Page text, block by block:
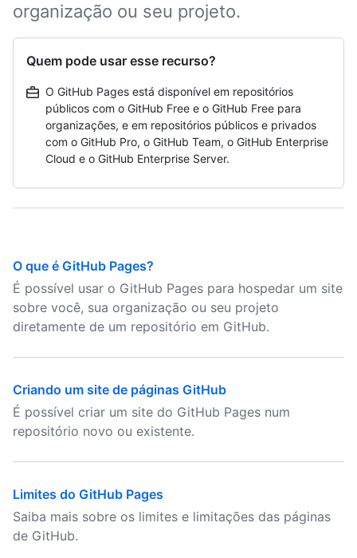
organização ou seu projeto.
Quem pode usar esse recurso?
O GitHub Pages está disponível em repositórios
públicos com o GitHub Free e o GitHub Free para
organizações, e em repositórios públicos e privados
com o GitHub Pro, o GitHub Team, o GitHub Enterprise
Cloud e o GitHub Enterprise Server.
O que é GitHub Pages?
É possível usar o GitHub Pages para hospedar um site
sobre você, sua organização ou seu projeto
diretamente de um repositório em GitHub.
Criando um site de páginas GitHub
É possível criar um site do GitHub Pages num
repositório novo ou existente.
Limites do GitHub Pages
Saiba mais sobre os limites e limitações das páginas
de GitHub.